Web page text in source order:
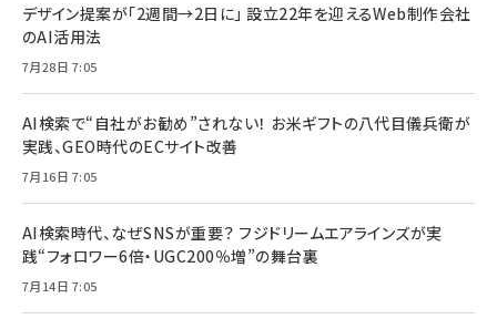
デザイン提案が「2週間→2日に」 設立22年を迎えるWeb制作会社
のAI活用法
7月28日 7:05
AI検索で“自社がお勧め”されない！ お米ギフトの八代目儀兵衛が
実践、GEO時代のECサイト改善
7月16日 7:05
AI検索時代、なぜSNSが重要？ フジドリームエアラインズが実
践“フォロワー6倍・UGC200％増”の舞台裏
7月14日 7:05